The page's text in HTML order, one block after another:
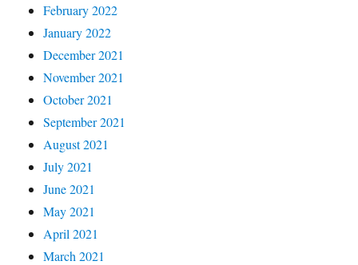
February 2022
January 2022
December 2021
November 2021
October 2021
September 2021
August 2021
July 2021
June 2021
May 2021
April 2021
March 2021